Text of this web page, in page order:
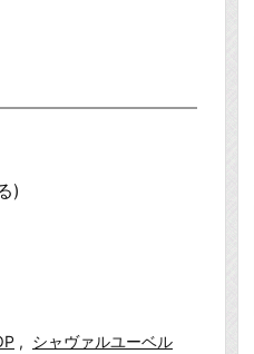
)
, シャヴァルユーベル